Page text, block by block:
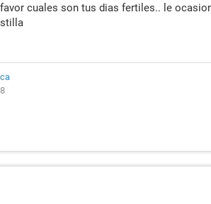
cuales son tus dias fertiles.. le